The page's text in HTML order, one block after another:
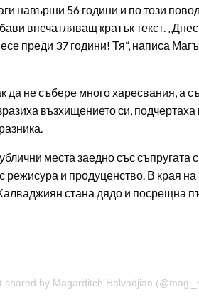
навърши 56 години и по този
впечатляващ кратък текст.
преди 37 години! Тя“, написа
да не събере много харесвания, а
възхищението си,
места заедно със съпругата
и продуценство. В края
стана дядо и посрещна
shared by Magarditch Halvadjian